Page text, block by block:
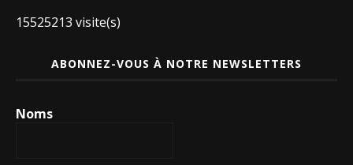
15525213 visite(s)
ABONNEZ-VOUS À NOTRE NEWSLETTERS
Noms